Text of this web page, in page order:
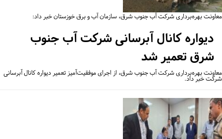
بهره‌برداری شرکت آب جنوب شرق، سازمان آب و برق خوزستان خبر داد:
دیواره کانال آبرسانی شرکت آب جنوب
شرق تعمیر شد
بهره‌برداری شرکت آب جنوب شرق، از اجرای موفقیت‌آمیز تعمیر دیواره کانال آبرسانی
خبر داد.